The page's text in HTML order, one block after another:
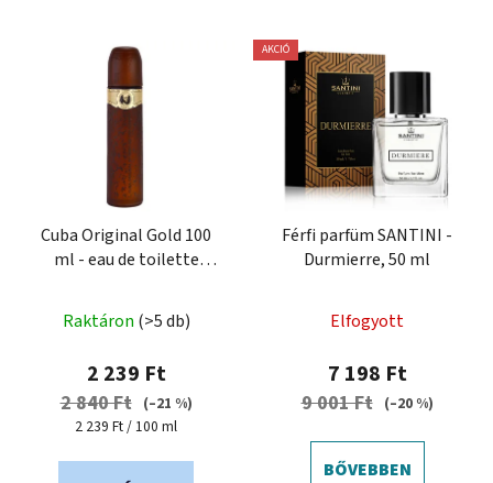
Cuba Original Gold 100
ml - eau de toilette
Raktáron (>5 db)
2 239 Ft
2 840 Ft
(–21 %)
Egységár:
2 239 Ft / 100 ml
AKCIÓ
Férfi parfüm SANTINI -
Durmierre, 50 ml
termék
átlagos
értékelése
Elfogyott
7 198 Ft
9 001 Ft (–20 %)
BŐVEBBEN